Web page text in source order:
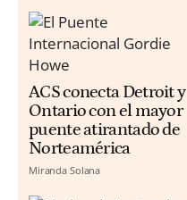
ACS conecta Detroit y
Ontario con el mayor
puente atirantado de
Norteamérica
Miranda Solana